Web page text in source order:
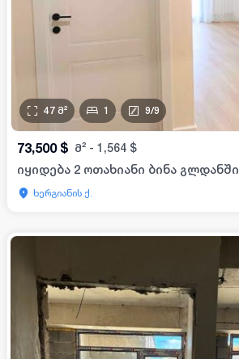
47 მ² 1 9/9
73,500 $ მ² - 1,564 $
იყიდება 2 ოთახიანი ბინა გლდანში
ხერგიანის ქ.